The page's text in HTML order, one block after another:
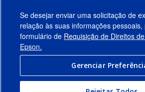
Links Sugeridos
Empresa
Conecte-se com a Epson
Se desejar enviar uma solicitação de
relação às suas informações
formulário de Requisição de Direitos
Epson.
Gerenciar